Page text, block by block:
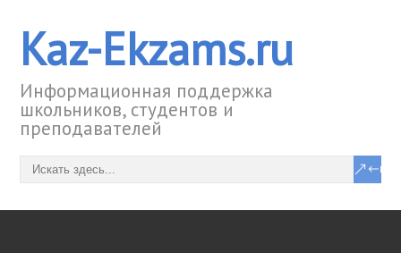
Kaz-Ekzams.ru
Информационная поддержка
школьников, студентов и
преподавателей